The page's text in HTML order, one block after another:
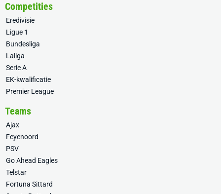
Competities
Eredivisie
Ligue 1
Bundesliga
Laliga
Serie A
EK-kwalificatie
Premier League
Teams
Ajax
Feyenoord
PSV
Go Ahead Eagles
Telstar
Fortuna Sittard